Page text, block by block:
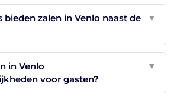
bieden zalen in Venlo naast de
▼
in Venlo
voor gasten?
▼